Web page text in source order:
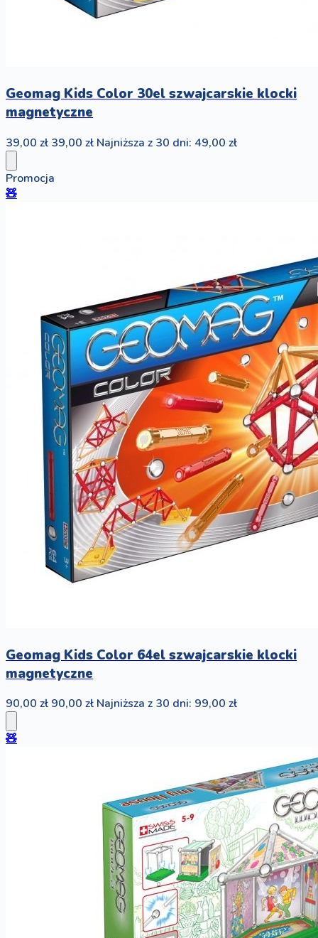
Geomag Kids Color 30el szwajcarskie klocki
magnetyczne
39,00 zł 39,00 zł Najniższa z 30 dni: 49,00 zł
Promocja
🧸
Geomag Kids Color 64el szwajcarskie klocki
magnetyczne
90,00 zł 90,00 zł Najniższa z 30 dni: 99,00 zł
🧸